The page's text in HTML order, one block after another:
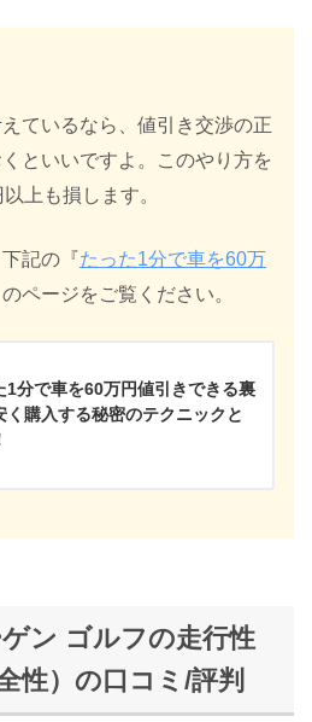
ているなら、値引き交渉の正
といいですよ。このやり方を
上も損します。
記の『たった1分で車を60万
のページをご覧ください。
1分で車を60万円値引きできる裏
く購入する秘密のテクニックと
ン ゴルフの走行性
性）の口コミ/評判